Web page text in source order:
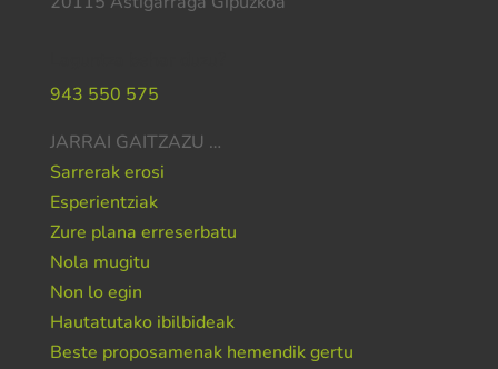
943 550 575
JARRAI GAITZAZU …
Sarrerak erosi
Esperientziak
Zure plana erreserbatu
Nola mugitu
Non lo egin
Hautatutako ibilbideak
Beste proposamenak hemendik gertu